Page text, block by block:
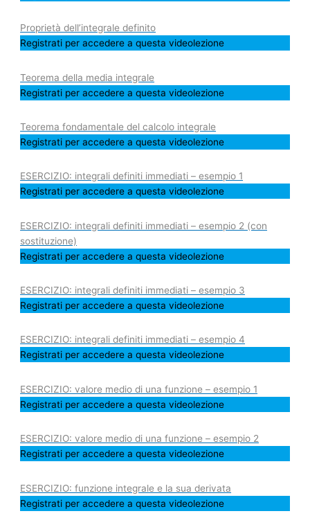
Proprietà dell’integrale definito
Registrati per accedere a questa videolezione
Teorema della media integrale
Registrati per accedere a questa videolezione
Teorema fondamentale del calcolo integrale
Registrati per accedere a questa videolezione
ESERCIZIO: integrali definiti immediati – esempio 1
Registrati per accedere a questa videolezione
ESERCIZIO: integrali definiti immediati – esempio 2 (con
sostituzione)
Registrati per accedere a questa videolezione
ESERCIZIO: integrali definiti immediati – esempio 3
Registrati per accedere a questa videolezione
ESERCIZIO: integrali definiti immediati – esempio 4
Registrati per accedere a questa videolezione
ESERCIZIO: valore medio di una funzione – esempio 1
Registrati per accedere a questa videolezione
ESERCIZIO: valore medio di una funzione – esempio 2
Registrati per accedere a questa videolezione
ESERCIZIO: funzione integrale e la sua derivata
Registrati per accedere a questa videolezione